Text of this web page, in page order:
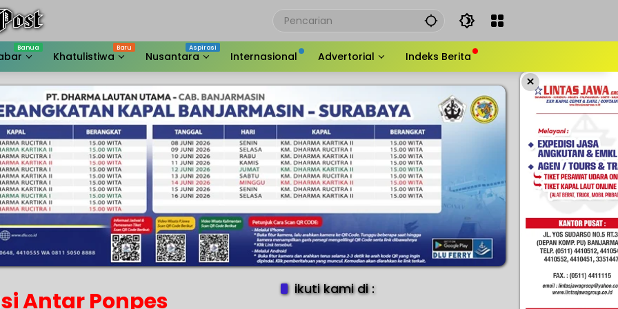
Khatulistiwa Nusantara Internasional Advertorial Indeks Berita
×
Antar Ponpes
ikuti kami di :